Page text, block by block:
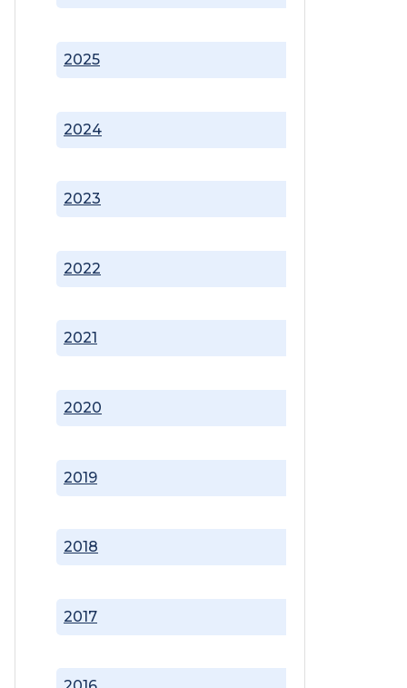
2017
2018
2019
2020
2021
2022
2023
2024
2025